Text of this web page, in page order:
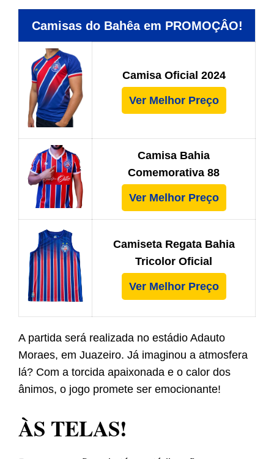
Camisas do Bahêa em PROMOÇÂO!
Camisa Oficial 2024
Ver Melhor Preço
Camisa Bahia
Comemorativa 88
Ver Melhor Preço
Camiseta Regata Bahia
Tricolor Oficial
Ver Melhor Preço
A partida será realizada no estádio Adauto
Moraes, em Juazeiro. Já imaginou a atmosfera
lá? Com a torcida apaixonada e o calor dos
ânimos, o jogo promete ser emocionante!
ÀS TELAS!